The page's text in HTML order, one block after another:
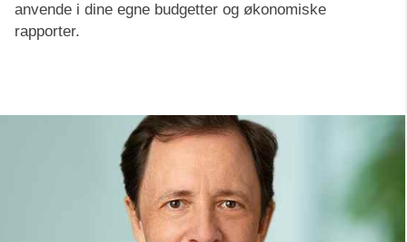
anvende i dine egne budgetter og økonomiske
rapporter.